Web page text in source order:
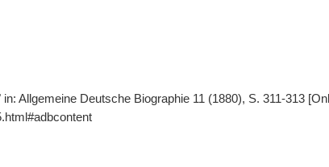
Allgemeine Deutsche Biographie 11 (1880), S. 311-313